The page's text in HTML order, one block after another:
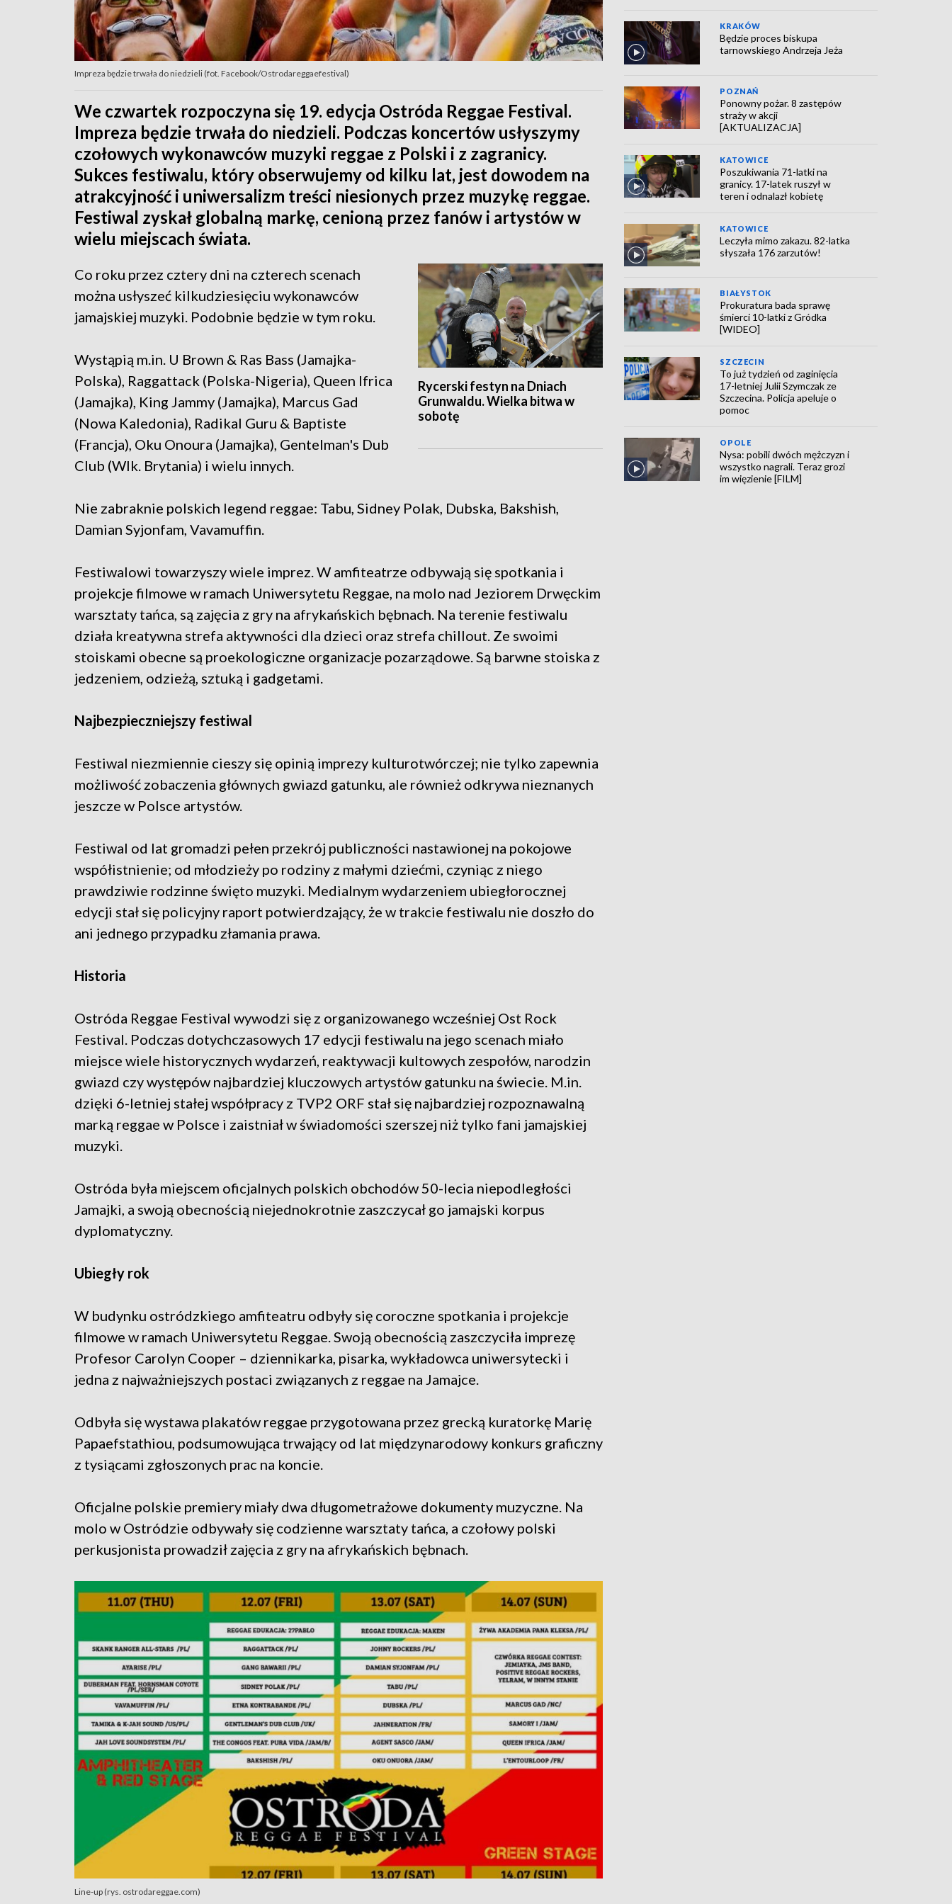
Impreza będzie trwała do niedzieli (fot. Facebook/Ostrodareggaefestival)
We czwartek rozpoczyna się 19. edycja Ostróda Reggae Festival.
Impreza będzie trwała do niedzieli. Podczas koncertów usłyszymy
czołowych wykonawców muzyki reggae z Polski i z zagranicy.
Sukces festiwalu, który obserwujemy od kilku lat, jest dowodem na
atrakcyjność i uniwersalizm treści niesionych przez muzykę reggae.
Festiwal zyskał globalną markę, cenioną przez fanów i artystów w
wielu miejscach świata.
Rycerski festyn na Dniach
Grunwaldu. Wielka bitwa w
sobotę
Co roku przez cztery dni na czterech scenach
można usłyszeć kilkudziesięciu wykonawców
jamajskiej muzyki. Podobnie będzie w tym roku.
Wystąpią m.in. U Brown & Ras Bass (Jamajka-
Polska), Raggattack (Polska-Nigeria), Queen Ifrica
(Jamajka), King Jammy (Jamajka), Marcus Gad
(Nowa Kaledonia), Radikal Guru & Baptiste
(Francja), Oku Onoura (Jamajka), Gentelman's Dub
Club (Wlk. Brytania) i wielu innych.
Nie zabraknie polskich legend reggae: Tabu, Sidney Polak, Dubska, Bakshish,
Damian Syjonfam, Vavamuffin.
Festiwalowi towarzyszy wiele imprez. W amfiteatrze odbywają się spotkania i
projekcje filmowe w ramach Uniwersytetu Reggae, na molo nad Jeziorem Drwęckim
warsztaty tańca, są zajęcia z gry na afrykańskich bębnach. Na terenie festiwalu
działa kreatywna strefa aktywności dla dzieci oraz strefa chillout. Ze swoimi
stoiskami obecne są proekologiczne organizacje pozarządowe. Są barwne stoiska z
jedzeniem, odzieżą, sztuką i gadgetami.
Najbezpieczniejszy festiwal
Festiwal niezmiennie cieszy się opinią imprezy kulturotwórczej; nie tylko zapewnia
możliwość zobaczenia głównych gwiazd gatunku, ale również odkrywa nieznanych
jeszcze w Polsce artystów.
Festiwal od lat gromadzi pełen przekrój publiczności nastawionej na pokojowe
współistnienie; od młodzieży po rodziny z małymi dziećmi, czyniąc z niego
prawdziwie rodzinne święto muzyki. Medialnym wydarzeniem ubiegłorocznej
edycji stał się policyjny raport potwierdzający, że w trakcie festiwalu nie doszło do
ani jednego przypadku złamania prawa.
Historia
Ostróda Reggae Festival wywodzi się z organizowanego wcześniej Ost Rock
Festival. Podczas dotychczasowych 17 edycji festiwalu na jego scenach miało
miejsce wiele historycznych wydarzeń, reaktywacji kultowych zespołów, narodzin
gwiazd czy występów najbardziej kluczowych artystów gatunku na świecie. M.in.
dzięki 6-letniej stałej współpracy z TVP2 ORF stał się najbardziej rozpoznawalną
marką reggae w Polsce i zaistniał w świadomości szerszej niż tylko fani jamajskiej
muzyki.
Ostróda była miejscem oficjalnych polskich obchodów 50-lecia niepodległości
Jamajki, a swoją obecnością niejednokrotnie zaszczycał go jamajski korpus
dyplomatyczny.
Ubiegły rok
W budynku ostródzkiego amfiteatru odbyły się coroczne spotkania i projekcje
filmowe w ramach Uniwersytetu Reggae. Swoją obecnością zaszczyciła imprezę
Profesor Carolyn Cooper – dziennikarka, pisarka, wykładowca uniwersytecki i
jedna z najważniejszych postaci związanych z reggae na Jamajce.
Odbyła się wystawa plakatów reggae przygotowana przez grecką kuratorkę Marię
Papaefstathiou, podsumowująca trwający od lat międzynarodowy konkurs graficzny
z tysiącami zgłoszonych prac na koncie.
Oficjalne polskie premiery miały dwa długometrażowe dokumenty muzyczne. Na
molo w Ostródzie odbywały się codzienne warsztaty tańca, a czołowy polski
perkusjonista prowadził zajęcia z gry na afrykańskich bębnach.
Line-up (rys. ostrodareggae.com)
KRAKÓW
Będzie proces biskupa
tarnowskiego Andrzeja Jeża
POZNAŃ
Ponowny pożar. 8 zastępów
straży w akcji
[AKTUALIZACJA]
KATOWICE
Poszukiwania 71-latki na
granicy. 17-latek ruszył w
teren i odnalazł kobietę
KATOWICE
Leczyła mimo zakazu. 82-latka
słyszała 176 zarzutów!
BIAŁYSTOK
Prokuratura bada sprawę
śmierci 10-latki z Gródka
[WIDEO]
SZCZECIN
To już tydzień od zaginięcia
17-letniej Julii Szymczak ze
Szczecina. Policja apeluje o
pomoc
OPOLE
Nysa: pobili dwóch mężczyzn i
wszystko nagrali. Teraz grozi
im więzienie [FILM]